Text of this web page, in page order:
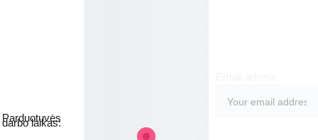
Parduotuvės
darbo laikas: